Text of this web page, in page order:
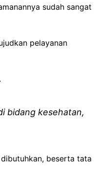
sudah sangat
pelayanan
bidang kesehatan,
beserta tata